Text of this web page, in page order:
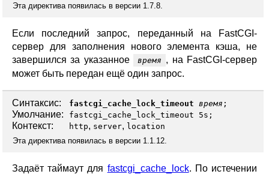
Эта директива появилась в версии 1.7.8.
Если последний запрос, переданный на FastCGI-
сервер для заполнения нового элемента кэша, не
завершился за указанное
время , на FastCGI-сервер
может быть передан ещё один запрос.
Синтаксис: fastcgi_cache_lock_timeout время ;
Умолчание: fastcgi_cache_lock_timeout 5s;
Контекст: http, server, location
Эта директива появилась в версии 1.1.12.
Задаёт таймаут для fastcgi_cache_lock. По истечении